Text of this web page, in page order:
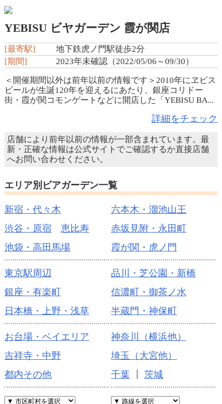
YEBISU ビヤガーデン 霞が関店
[最寄駅]
地下鉄虎ノ門駅徒歩2分
[期間]
2023年未確認（2022/05/06～09/30）
＜開催期間以外は前年以前の情報です＞2010年にヱビス
ビールが生誕120年を迎えるにあたり、銀座コリドー
街・霞が関コモンゲートなどに開店した「YEBISU BA...
詳細をチェック
店舗により前年以前の情報が一部含まれています。最
新・正確な情報は公式サイトでご確認するか直接店舗
へお問い合わせください。
エリア別ビアガーデン一覧
新宿・代々木
渋谷・原宿
恵比寿
池袋・高田馬場
六本木・溜池山王
赤坂見附・永田町
霞が関・虎ノ門
東京駅周辺
銀座・有楽町
日本橋・上野・浅草
品川・芝公園・新橋
信濃町・御茶ノ水
半蔵門・神保町
お台場・ベイエリア
吉祥寺・中野
都内その他
神奈川（横浜他）
埼玉（大宮他）
千葉
茨城